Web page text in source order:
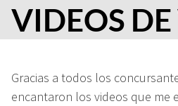
VIDEOS
Gracias a todos los
encantaron los videos que me